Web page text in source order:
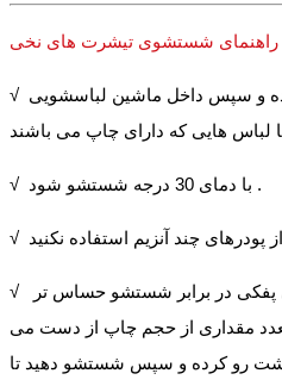
√ تیشرت ها را پشت و رو کرده و سپس داخل ماشین لباسشویی
√ با دمای 30 درجه شستشو شود .
√ برخی از چاپ ها مانند چاپ های پفکی در برابر شستشو حساس تر
مقداری از حجم چاپ از دست می
پشت رو کرده و سپس شستشو دهید تا